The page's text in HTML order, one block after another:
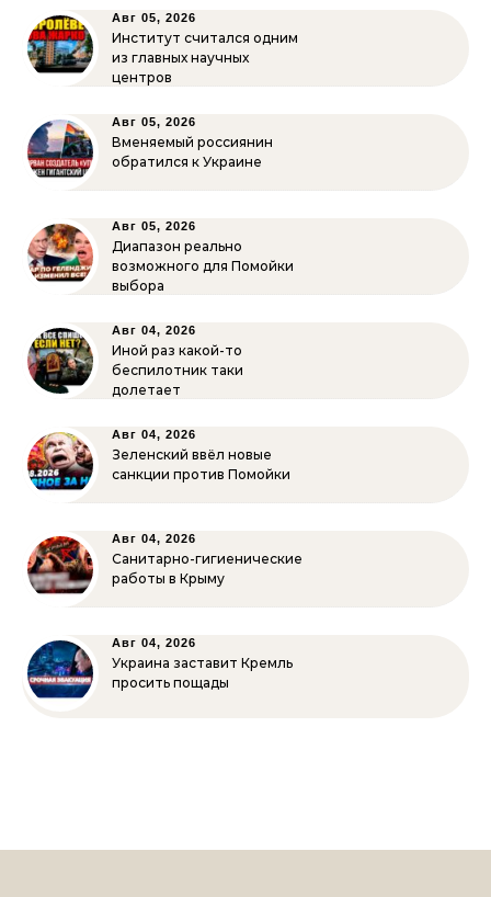
Авг 05, 2026
Институт считался одним
из главных научных
центров
Авг 05, 2026
Вменяемый россиянин
обратился к Украине
Авг 05, 2026
Диапазон реально
возможного для Помойки
выбора
Авг 04, 2026
Иной раз какой-то
беспилотник таки
долетает
Авг 04, 2026
Зеленский ввёл новые
санкции против Помойки
Авг 04, 2026
Санитарно-гигиенические
работы в Крыму
Авг 04, 2026
Украина заставит Кремль
просить пощады